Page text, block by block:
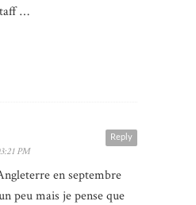
…
Reply
PM
en septembre
peu mais je pense que